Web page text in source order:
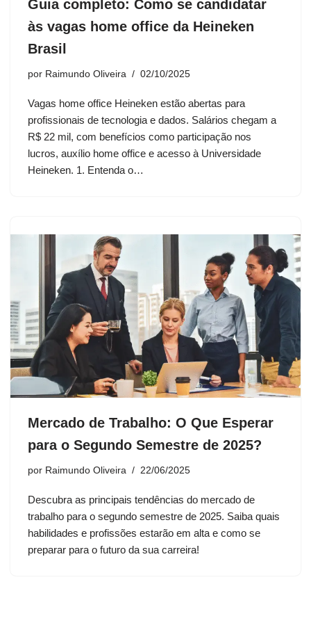
Guia completo: Como se candidatar
às vagas home office da Heineken
Brasil
por Raimundo Oliveira 02/10/2025
Vagas home office Heineken estão abertas para
profissionais de tecnologia e dados. Salários chegam a
R$ 22 mil, com benefícios como participação nos
lucros, auxílio home office e acesso à Universidade
Heineken. 1. Entenda o…
Mercado de Trabalho: O Que Esperar
para o Segundo Semestre de 2025?
por Raimundo Oliveira 22/06/2025
Descubra as principais tendências do mercado de
trabalho para o segundo semestre de 2025. Saiba quais
habilidades e profissões estarão em alta e como se
preparar para o futuro da sua carreira!